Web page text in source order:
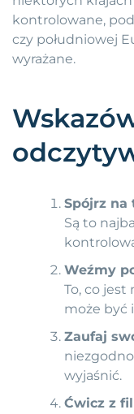
kontrolowane,
czy południowej
wyrażane.
Spójrz na
Są to
Weźmy
To, co
może być
Zaufaj
wyjaśnić.
Ćwicz z